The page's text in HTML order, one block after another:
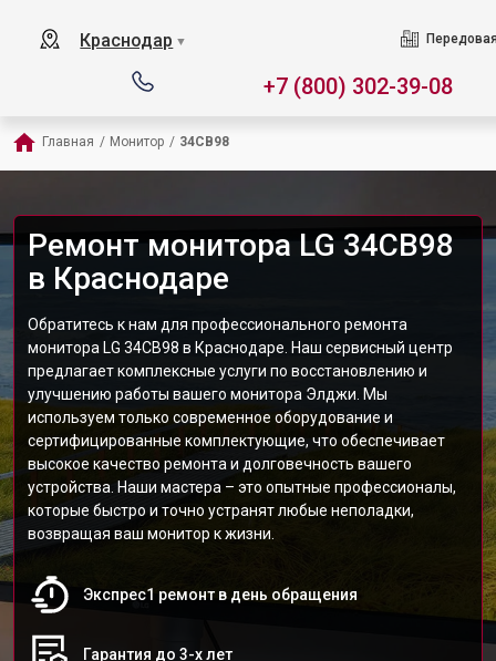
Краснодар ▼
+7 (800) 302-39-08
Главная / Монитор / 34CB98
Ремонт монитора LG 34CB98
в Краснодаре
Обратитесь к нам для профессионального ремонта
монитора LG 34CB98 в Краснодаре. Наш сервисный центр
предлагает комплексные услуги по восстановлению и
улучшению работы вашего монитора Элджи. Мы
используем только современное оборудование и
сертифицированные комплектующие, что обеспечивает
высокое качество ремонта и долговечность вашего
устройства. Наши мастера – это опытные профессионалы,
которые быстро и точно устранят любые неполадки,
возвращая ваш монитор к жизни.
Экспрес1 ремонт в день обращения
Гарантия до 3-х лет